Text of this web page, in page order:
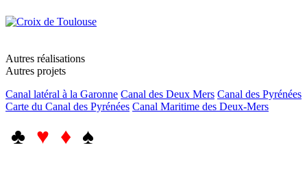
Autres réalisations
Autres projets
Canal latéral à la Garonne Canal des Deux Mers Canal des Pyrénées
Carte du Canal des Pyrénées Canal Maritime des Deux-Mers
♣ ♥ ♦ ♠